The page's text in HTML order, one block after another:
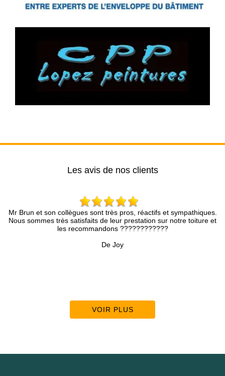
Les avis de nos clients
sont très pros, réactifs et sympathiques.
satisfaits de leur prestation sur notre toiture et
recommandons ????????????
Entreprise très
rapidement, le devis
VOIR PLUS